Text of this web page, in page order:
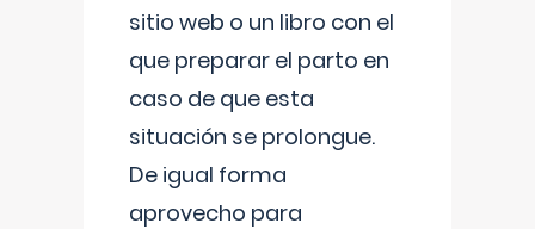
sitio web o un libro con el
que preparar el parto en
caso de que esta
situación se prolongue.
De igual forma
aprovecho para